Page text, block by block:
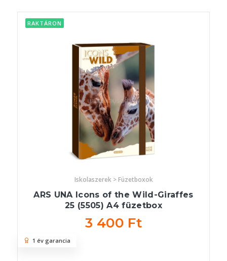
RAKTÁRON
Iskolaszerek > Füzetboxok
ARS UNA Icons of the Wild-Giraffes
25 (5505) A4 füzetbox
3 400 Ft
1 év garancia